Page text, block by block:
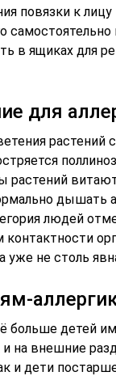
повязки к
в ящиках для
для
дышать
людей
не столь
больше детей
и на внешние
и дети